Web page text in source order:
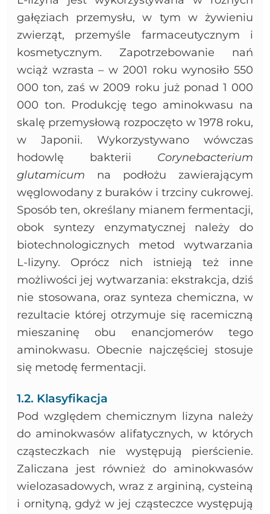
gałęziach przemysłu, w tym w żywieniu
zwierząt, przemyśle farmaceutycznym i
kosmetycznym. Zapotrzebowanie nań
wciąż wzrasta – w 2001 roku wynosiło 550
000 ton, zaś w 2009 roku już ponad 1 000
000 ton. Produkcję tego aminokwasu na
skalę przemysłową rozpoczęto w 1978 roku,
w Japonii. Wykorzystywano wówczas
hodowlę bakterii Corynebacterium
glutamicum na podłożu zawierającym
węglowodany z buraków i trzciny cukrowej.
Sposób ten, określany mianem fermentacji,
obok syntezy enzymatycznej należy do
biotechnologicznych metod wytwarzania
L-lizyny. Oprócz nich istnieją też inne
możliwości jej wytwarzania: ekstrakcja, dziś
nie stosowana, oraz synteza chemiczna, w
rezultacie której otrzymuje się racemiczną
mieszaninę obu enancjomerów tego
aminokwasu. Obecnie najczęściej stosuje
się metodę fermentacji.
1.2. Klasyfikacja
Pod względem chemicznym lizyna należy
do aminokwasów alifatycznych, w których
cząsteczkach nie występują pierścienie.
Zaliczana jest również do aminokwasów
wielozasadowych, wraz z argininą, cysteiną
i ornityną, gdyż w jej cząsteczce występują